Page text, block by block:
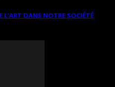
L’ART DANS NOTRE SOCIÉTÉ